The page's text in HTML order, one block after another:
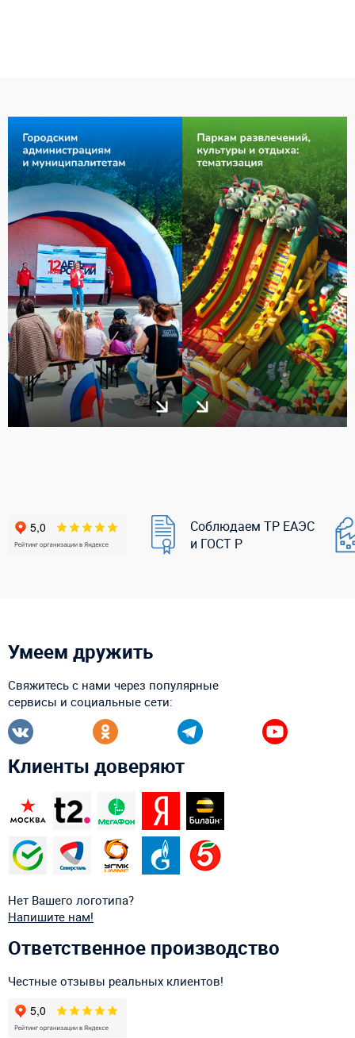
Соблюдаем ТР ЕАЭС
и ГОСТ Р
Умеем дружить
Свяжитесь с нами через популярные
сервисы и социальные сети:
Клиенты доверяют
Нет Вашего логотипа?
Напишите нам!
Ответственное производство
Честные отзывы реальных клиентов!